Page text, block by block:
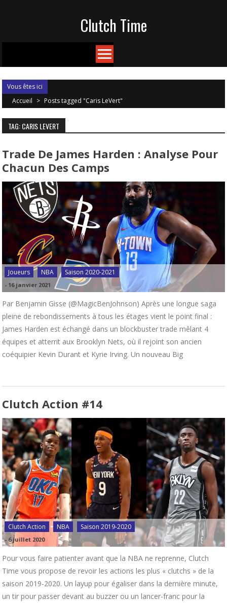
Clutch Time
Vous êtes ici
Accueil > Posts tagged "Caris LeVert"
TAG: CARIS LEVERT
Trade De James Harden : Analyse Pour
Chacun Des Camps
Joueurs NBA Saison 2020-2021
- 16 janvier 2021
Par Benjamin Gisse (@MagicBenJohnson) Après une longue saga
pleine de rebondissements à tous les étages vient le point final :
James Harden est échangé dans un blockbuster trade mêlant 4
équipes et atterrit aux Brooklyn Nets, où il rejoint son ancien
coéquipier Kevin Durant et Kyrie Irving. Un nouveau Big
Clutch Action #14
Clutch Action NBA Saison 2019-2020
-6 juillet 2020
Pour vous faire patienter avant que la NBA ne reprenne, Clutch
Time vous propose de revoir les actions les plus « clutchs » de la
saison 2019-2020. Un layup pour égaliser dans la dernière minute,
un tir pour passer devant au buzzer ou un lancer-franc pour la